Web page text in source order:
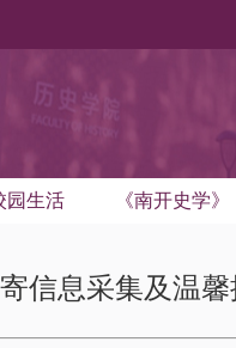
园生活 《南开史学》
信息采集及温馨